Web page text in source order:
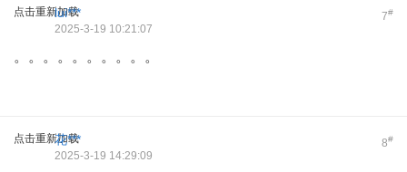
点击重新加载 7#
lui***
2025-3-19 10:21:07
。。。。。。。。。。
点击重新加载 8#
花***
2025-3-19 14:29:09